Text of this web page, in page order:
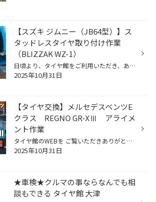
【スズキ ジムニー（JB64型）】ス
タッドレスタイヤ取り付け作業
（BLIZZAK WZ-1）
日頃より、タイヤ館をご利用いただき、ありがとうございます。 さて、当店と同じチェーン店の近隣タイヤ館店舗で作業いたしましたタイヤ交換作業をご紹介します。 （WEB掲載をご快諾いただきましたお客様！大変感謝しております。 いつもご愛顧いただき誠にありがとうございます！！） おクルマ：ス...
2025年10月31日
【タイヤ交換】メルセデスベンツE
クラス REGNO GR-XⅢ アライメ
ント作業
タイヤ館のWEBを ご覧いただきありがとうございます ♬ 今回は近隣近畿管内で作業を承りました事例をご紹介させて頂きます。 WEB掲載へのご承諾頂きましたお客様、誠にありがとうございます！ 今回受けたわまった作業は 大人気のREGNO GR-XⅢメルセデスベンツへタイヤ交換とアライメント作業です！ ★ ...
2025年10月31日
★車検★クルマの事ならなんでも相
談もできる タイヤ館 大津